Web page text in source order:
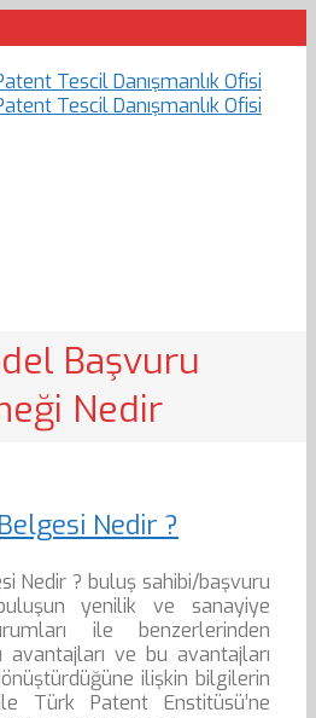
Başvuru
Nedir
Nedir ?
Nedir ? buluş sahibi/başvuru
yenilik ve sanayiye
ile benzerlerinden
avantajları ve bu avantajları
ilişkin bilgilerin
Türk Patent Enstitüsü’ne